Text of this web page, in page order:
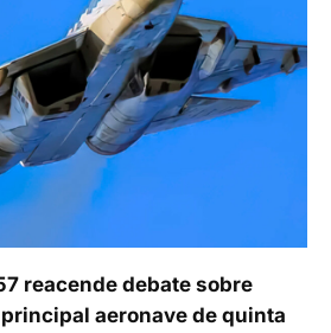
reacende debate sobre
aeronave de quinta